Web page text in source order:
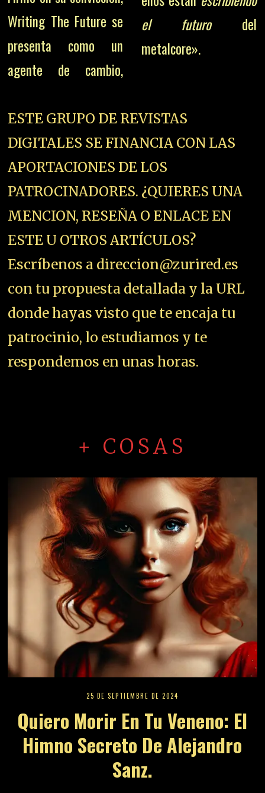
Writing The Future se
presenta como un
agente de cambio,
el futurodel
metalcore».
ESTE GRUPO DE REVISTAS
DIGITALES SE FINANCIA CON LAS
APORTACIONES DE LOS
PATROCINADORES. ¿QUIERES UNA
MENCION, RESEÑA O ENLACE EN
ESTE U OTROS ARTÍCULOS?
Escríbenos a direccion@zurired.es
con tu propuesta detallada y la URL
donde hayas visto que te encaja tu
patrocinio, lo estudiamos y te
respondemos en unas horas.
+ COSAS
25 DE SEPTIEMBRE DE 2024
Quiero Morir En Tu Veneno: El
Himno Secreto De Alejandro
Sanz.